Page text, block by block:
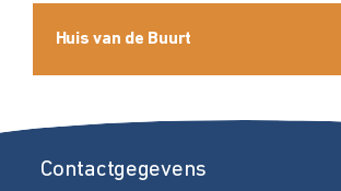
Huis van de Buurt
Contactgegevens